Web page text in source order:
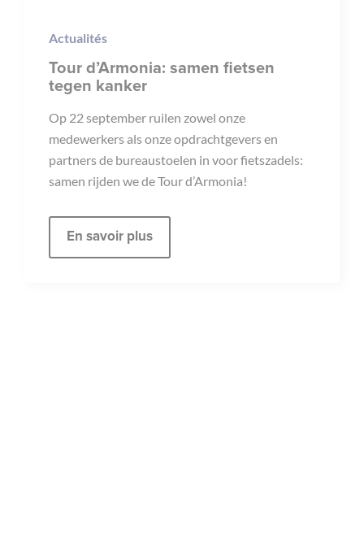
Actualités
Tour d’Armonia: samen fietsen
tegen kanker
Op 22 september ruilen zowel onze
medewerkers als onze opdrachtgevers en
partners de bureaustoelen in voor fietszadels:
samen rijden we de Tour d’Armonia!
En savoir plus